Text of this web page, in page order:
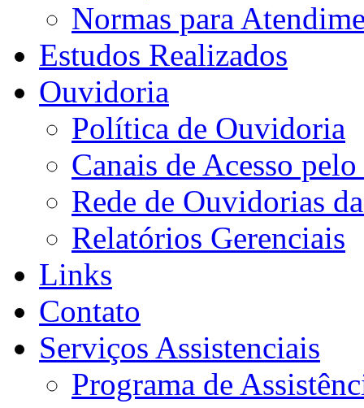
Normas para
Estudos Realizados
Ouvidoria
Política de Ouvidoria
Canais de Acesso
Rede de Ouvidorias
Relatórios Gerenciais
Links
Contato
Serviços Assistenciais
Programa de